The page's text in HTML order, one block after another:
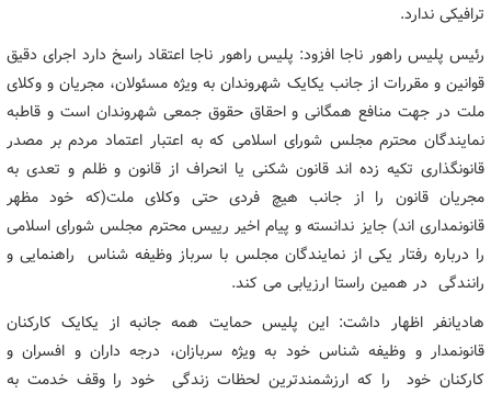
ترافیکی ندارد.
رئیس پلیس راهور ناجا افزود: پلیس راهور ناجا اعتقاد راسخ دارد اجرای دقیق
قوانین و مقررات از جانب یکایک شهروندان به ویژه مسئولان، مجریان و وکلای
ملت در جهت منافع همگانی و احقاق حقوق جمعی شهروندان است و قاطبه
نمایندگان محترم مجلس شورای اسلامی که به اعتبار اعتماد مردم بر مصدر
قانونگذاری تکیه زده اند قانون شکنی یا انحراف از قانون و ظلم و تعدی به
مجریان قانون را از جانب هیچ فردی حتی وکلای ملت(که خود مظهر
قانونمداری اند) جایز ندانسته و پیام اخیر رییس محترم مجلس شورای اسلامی
را درباره رفتار یکی از نمایندگان مجلس با سرباز وظیفه شناس راهنمایی و
رانندگی در همین راستا ارزیابی می کند.
هادیانفر اظهار داشت: این پلیس حمایت همه جانبه از یکایک کارکنان
قانونمدار و وظیفه شناس خود به ویژه سربازان، درجه داران و افسران و
کارکنان خود را که ارزشمندترین لحظات زندگی خود را وقف خدمت به